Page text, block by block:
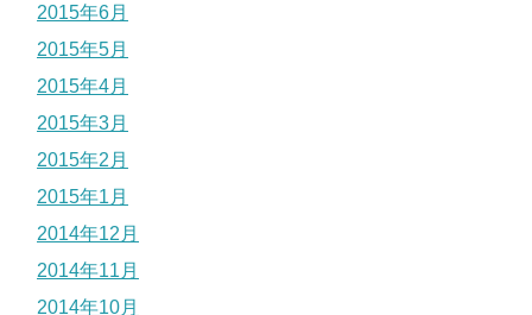
2015年6月
2015年5月
2015年4月
2015年3月
2015年2月
2015年1月
2014年12月
2014年11月
2014年10月